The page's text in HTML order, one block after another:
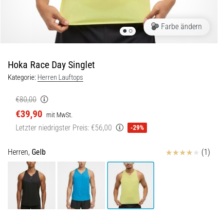
treffen
jeden
mindestens
Leben
egal
Hobbysportler
oder
Profi.
Was
Farbe ändern
Hoka Race Day Singlet
Kategorie: Herren Lauftops
€80,00
€39,90 mit MwSt.
Letzter niedrigster Preis: €56,00 -29%
Herren, Gelb Bewertungen(1)